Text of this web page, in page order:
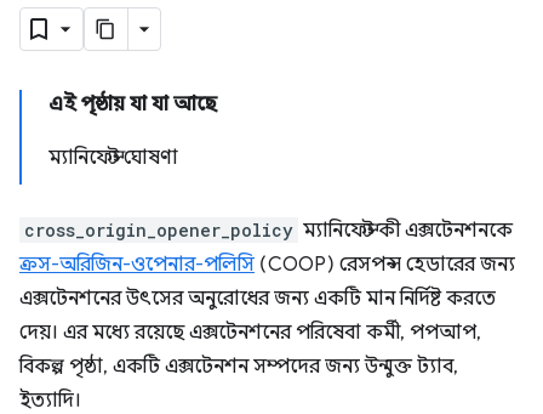
এই পৃষ্ঠায় যা যা আছে
ম্যানিফেস্ট ঘোষণা
cross_origin_opener_policy ম্যানিফেস্ট কী এক্সটেনশনকে
ক্রস-অরিজিন-ওপেনার-পলিসি (COOP) রেসপন্স হেডারের জন্য
এক্সটেনশনের উৎসের অনুরোধের জন্য একটি মান নির্দিষ্ট করতে
দেয়। এর মধ্যে রয়েছে এক্সটেনশনের পরিষেবা কর্মী, পপআপ,
বিকল্প পৃষ্ঠা, একটি এক্সটেনশন সম্পদের জন্য উন্মুক্ত ট্যাব,
ইত্যাদি।